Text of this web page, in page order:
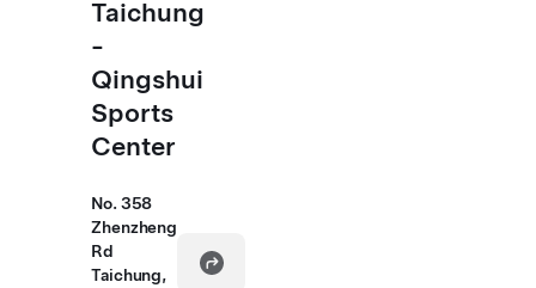
Taichung
-
Qingshui
Sports
Center
No. 358
Zhenzheng
Rd
Taichung,